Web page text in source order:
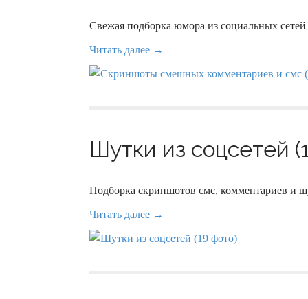
Свежая подборка юмора из социальных сетей
Читать далее →
Шутки из соцсетей
Подборка скриншотов смс, комментариев и
Читать далее →